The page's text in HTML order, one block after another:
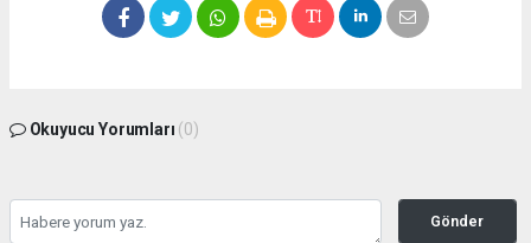
Okuyucu Yorumları (0)
Gönder